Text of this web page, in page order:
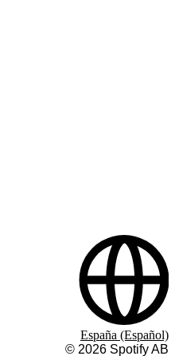
© 2026 Spotify AB
España (Español)